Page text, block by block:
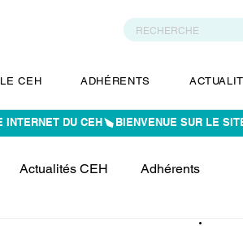
LE CEH ADHÉRENTS
Actualités CEH Adhérents